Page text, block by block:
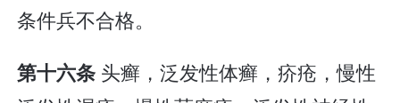
条件兵不合格。
第十六条 头癣，泛发性体癣，疥疮，慢性